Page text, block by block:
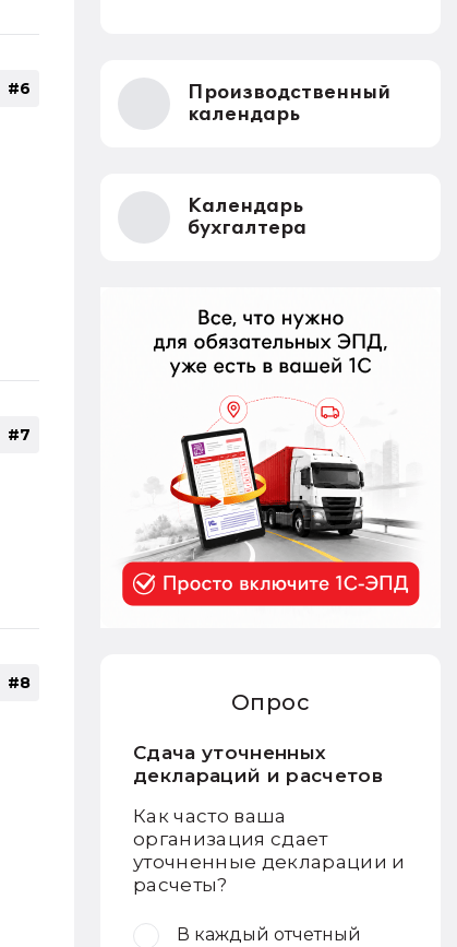
#6
#7
#8
запрещает их использование в этом
качестве внутри страны.
Производственный
календарь
Календарь
бухгалтера
Опрос
Сдача уточненных
деклараций и расчетов
Как часто ваша
организация сдает
уточненные декларации и
расчеты?
В каждый отчетный